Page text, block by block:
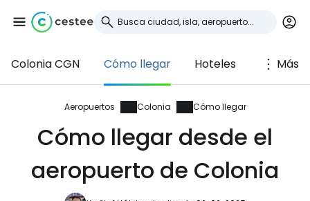
Colonia CGN Cómo llegar Hoteles Más
Aeropuertos Colonia Cómo llegar
Cómo llegar desde el
aeropuerto de Colonia
Iniciar sesión en
Cestee
... la comunidad mundial de viajeros